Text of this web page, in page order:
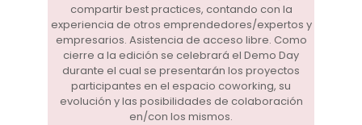
compartir best practices, contando con la
experiencia de otros emprendedores/expertos y
empresarios. Asistencia de acceso libre. Como
cierre a la edición se celebrará el Demo Day
durante el cual se presentarán los proyectos
participantes en el espacio coworking, su
evolución y las posibilidades de colaboración
en/con los mismos.